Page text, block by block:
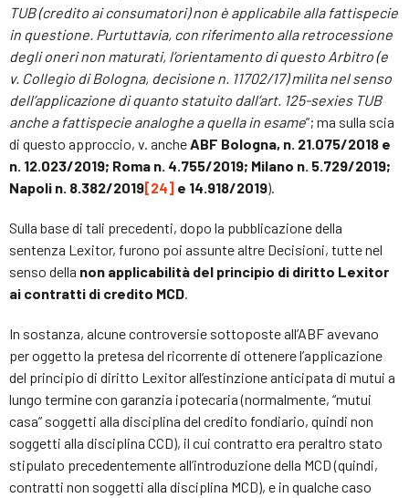
TUB (credito ai consumatori) non è applicabile alla fattispecie
in questione. Purtuttavia, con riferimento alla retrocessione
degli oneri non maturati, l’orientamento di questo Arbitro (e
v. Collegio di Bologna, decisione n. 11702/17) milita nel senso
dell’applicazione di quanto statuito dall’art. 125-sexies TUB
anche a fattispecie analoghe a quella in esame”; ma sulla scia
di questo approccio, v. ancheABF Bologna, n. 21.075/2018 e
n. 12.023/2019; Roma n. 4.755/2019; Milano n. 5.729/2019;
Napoli n. 8.382/2019[24] e 14.918/2019).
Sulla base di tali precedenti, dopo la pubblicazione della
sentenza Lexitor, furono poi assunte altre Decisioni, tutte nel
senso della non applicabilità del principio di diritto Lexitor
ai contratti di credito MCD.
In sostanza, alcune controversie sottoposte all’ABF avevano
per oggetto la pretesa del ricorrente di ottenere l’applicazione
del principio di diritto Lexitor all’estinzione anticipata di mutui a
lungo termine con garanzia ipotecaria (normalmente, “mutui
casa” soggetti alla disciplina del credito fondiario, quindi non
soggetti alla disciplina CCD), il cui contratto era peraltro stato
stipulato precedentemente all’introduzione della MCD (quindi,
contratti non soggetti alla disciplina MCD), e in qualche caso